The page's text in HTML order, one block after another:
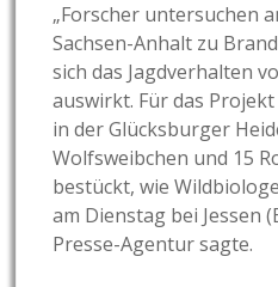
„Forscher untersuchen
Sachsen-Anhalt zu
sich das Jagdverhalten
auswirkt. Für das
in der Glücksburger
Wolfsweibchen und 15
bestückt, wie
am Dienstag bei Jessen
Presse-Agentur sagte.